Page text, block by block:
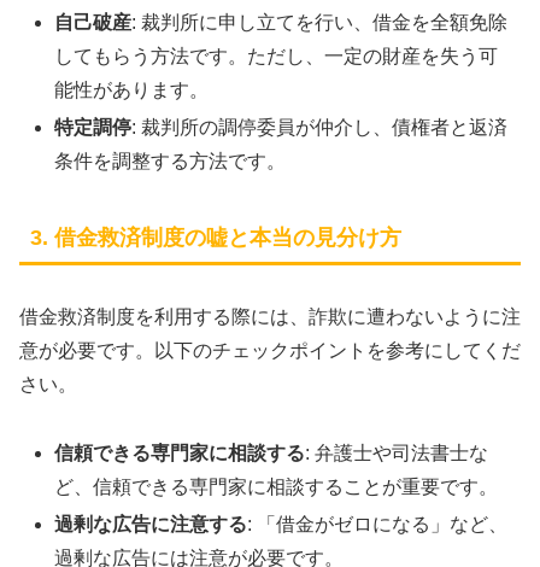
自己破産: 裁判所に申し立てを行い、借金を全額免除
してもらう方法です。ただし、一定の財産を失う可
能性があります。
特定調停: 裁判所の調停委員が仲介し、債権者と返済
条件を調整する方法です。
3. 借金救済制度の嘘と本当の見分け方
借金救済制度を利用する際には、詐欺に遭わないように注
意が必要です。以下のチェックポイントを参考にしてくだ
さい。
信頼できる専門家に相談する: 弁護士や司法書士な
ど、信頼できる専門家に相談することが重要です。
過剰な広告に注意する: 「借金がゼロになる」など、
過剰な広告には注意が必要です。